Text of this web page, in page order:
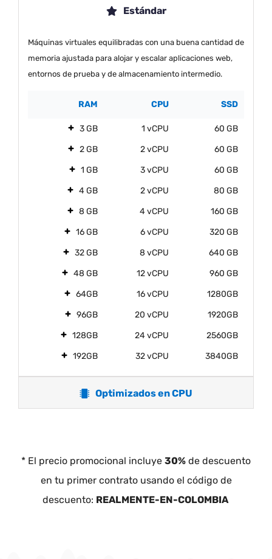
Estándar
Máquinas virtuales equilibradas con una buena cantidad de
memoria ajustada para alojar y escalar aplicaciones web,
entornos de prueba y de almacenamiento intermedio.
RAM CPU SSD
3 GB 1 vCPU
60 GB
2 GB
2 vCPU
60 GB
1 GB
3 vCPU
60 GB
4 GB
2 vCPU
80 GB
8 GB
4 vCPU
160 GB
16 GB
6 vCPU
320 GB
32 GB
8 vCPU
640 GB
48 GB
12 vCPU
960 GB
64GB
16 vCPU
1280GB
96GB
20 vCPU
1920GB
128GB
24 vCPU
2560GB
192GB
32 vCPU 3840GB
Optimizados en CPU
* El precio promocional incluye 30% de descuento
en tu primer contrato usando el código de
descuento: REALMENTE-EN-COLOMBIA